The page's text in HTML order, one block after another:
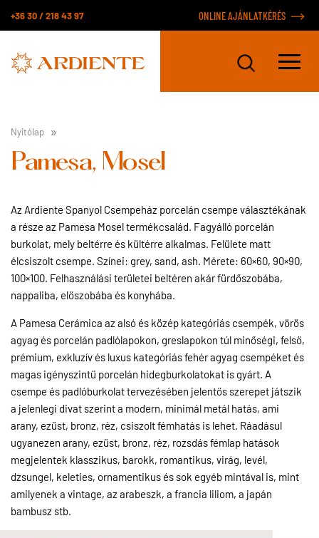
+36 30 / 218 43 97 ONLINE AJÁNLATKÉRÉS
Nyitólap
Pamesa, Mosel
Az Ardiente Spanyol Csempeház porcelán csempe választékának
a része az Pamesa Mosel termékcsalád. Fagyálló porcelán
burkolat, mely beltérre és kültérre alkalmas. Felülete matt
élcsiszolt csempe. Színei: grey, sand, ash. Mérete: 60×60, 90×90,
100×100. Felhasználási területei beltéren akár fürdőszobába,
nappaliba, előszobába és konyhába.
A Pamesa Cerámica az alsó és közép kategóriás csempék, vörös
agyag és porcelán padlólapokon, greslapokon túl minőségi, felső,
prémium, exkluzív és luxus kategóriás fehér agyag csempéket és
magas igényszintű porcelán hidegburkolatokat is gyárt. A
csempe és padlóburkolat tervezésében jelentős szerepet játszik
a jelenlegi divat szerint a modern, minimál metál hatás, ami
arany, ezüst, bronz, réz, csiszolt fémhatás is lehet. Ráadásul
ugyanezen arany, ezüst, bronz, réz, rozsdás fémlap hatások
megjelentek klasszikus, barokk, romantikus, virág, levél,
dzsungel, keleties, ornamentikus és sok egyéb mintával is, mint
amilyenek a vintage, az arabeszk, a francia liliom, a japán
bambusz stb.